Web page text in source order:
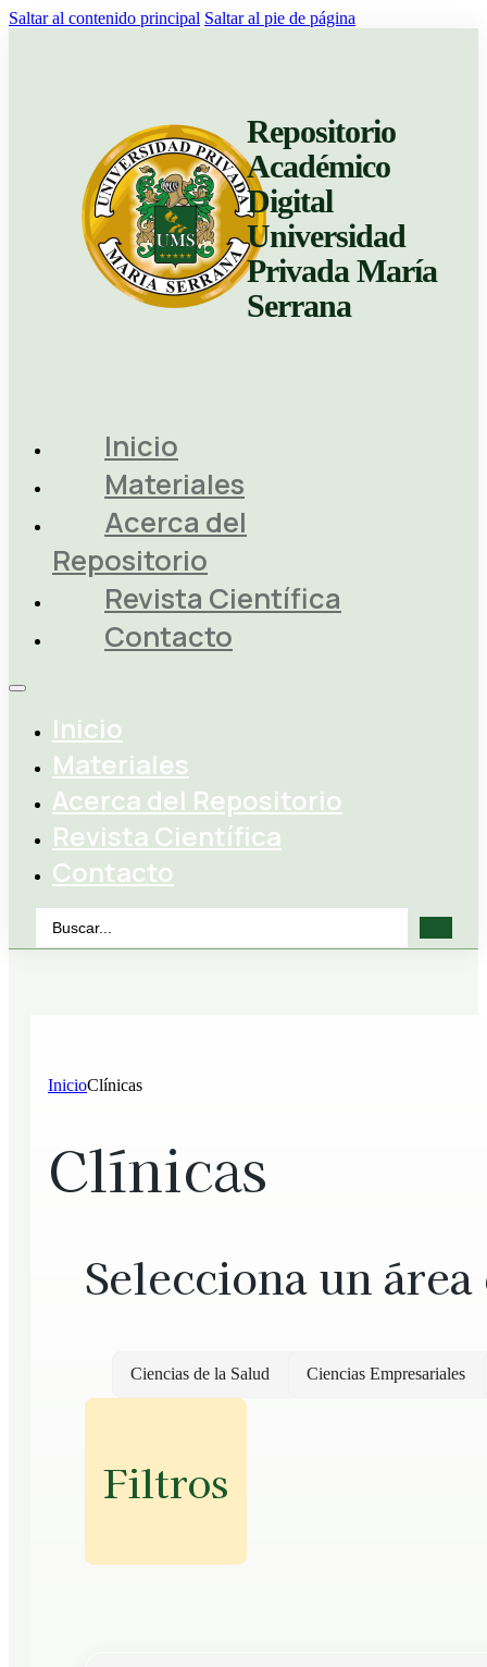
Saltar al contenido principal Saltar al pie de página
Repositorio
Académico
Digital
Universidad
Privada María
Serrana
Inicio
Materiales
Acerca del
Repositorio
Revista Científica
Contacto
Inicio
Materiales
Acerca del Repositorio
Revista Científica
Contacto
InicioClínicas
Clínicas
Selecciona un
Ciencias de la Salud Ciencias Empresariales
Filtros